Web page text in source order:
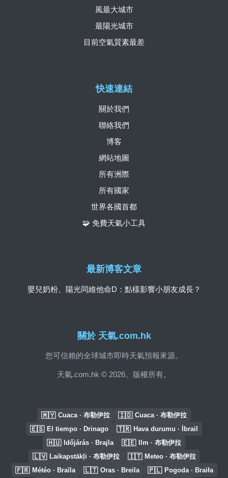
關於 天氣.com.hk
您可信賴的全球城市即時天氣預報來源。
天氣.com.hk © 2026。版權所有。
快速連結
關於我們
聯絡我們
博客
網站地圖
所有洲際
所有國家
世界各國首都
🧩 免費天氣小工具
風最大城市
最陽光城市
目前空氣質素最差
最新博客文章
嬰兒奶粉、陽光同維他命D：點樣影響小朋友成長？
🇲🇾 Cuaca · 布勒伊拉 🇮🇩 Cuaca · 布勒伊拉
🇪🇸 El tiempo · Drinago 🇹🇷 Hava durumu · İbrail
🇭🇺 Időjárás · Brajla 🇪🇪 Ilm · 布勒伊拉
🇱🇻 Laikapstākļi · 布勒伊拉 🇮🇹 Meteo · 布勒伊拉
🇫🇷 Météo · Braïla 🇱🇹 Oras · Breila 🇵🇱 Pogoda · Braiła